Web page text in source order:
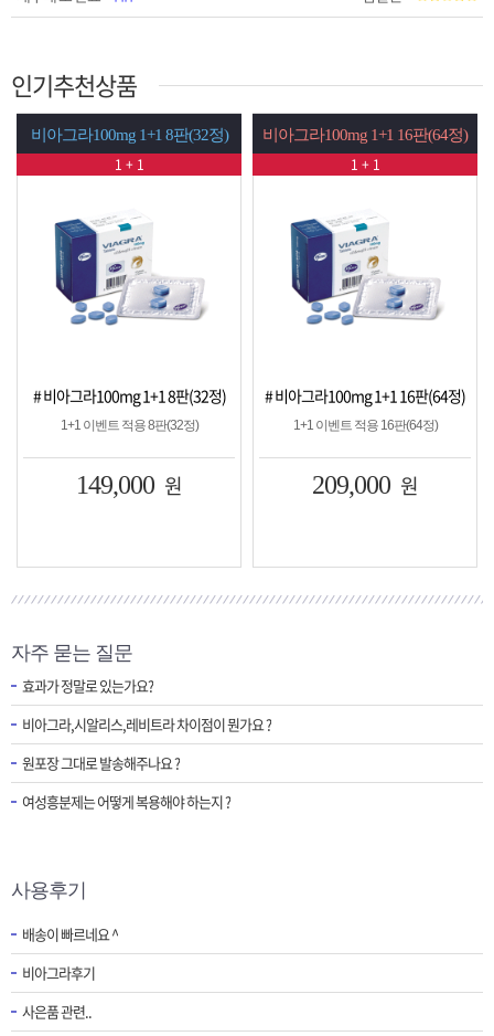
인기추천상품
비아그라100mg 1+1 8판(32정)
# 비아그라100mg 1+1 8판(32정)
1+1 이벤트 적용 8판(32정)
149,000 원
1 + 1
비아그라100mg 1+1 16판(64정)
# 비아그라100mg 1+1 16판(64정)
1+1 이벤트 적용 16판(64정)
209,000 원
1 + 1
자주 묻는 질문
효과가 정말로 있는가요?
비아그라,시알리스,레비트라 차이점이 뭔가요 ?
원포장 그대로 발송해주나요 ?
여성흥분제는 어떻게 복용해야 하는지 ?
사용후기
배송이 빠르네요 ^
비아그라후기
사은품 관련..